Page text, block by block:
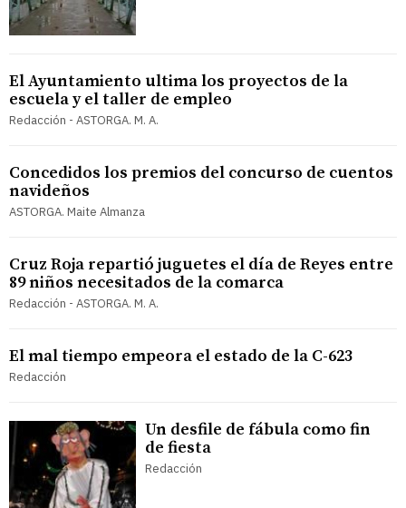
El Ayuntamiento ultima los proyectos de la
escuela y el taller de empleo
Redacción - ASTORGA. M. A.
Concedidos los premios del concurso de cuentos
navideños
ASTORGA. Maite Almanza
Cruz Roja repartió juguetes el día de Reyes entre
89 niños necesitados de la comarca
Redacción - ASTORGA. M. A.
El mal tiempo empeora el estado de la C-623
Redacción
Un desfile de fábula como fin
de fiesta
Redacción